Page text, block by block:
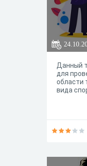
Данный
для
области
вида